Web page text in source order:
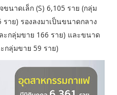
นาดเล็ก (S) 6,105 ราย (กลุ่ม
าย) รองลงมาเป็นขนาดกลาง
ะกลุ่มขาย 166 ราย) และขนาด
กลุ่มขาย 59 ราย)